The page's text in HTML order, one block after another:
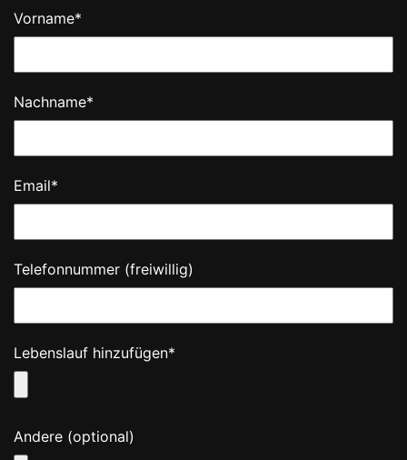
Vorname*
Nachname*
Email*
Telefonnummer (freiwillig)
Lebenslauf hinzufügen*
Andere (optional)